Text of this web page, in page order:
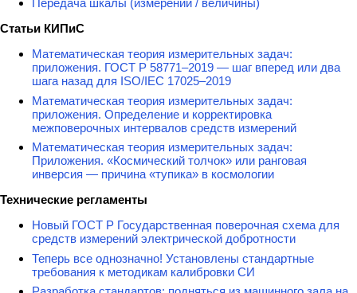
Передача шкалы (измерений / величины)
Статьи КИПиС
Математическая теория измерительных задач:
приложения. ГОСТ Р 58771–2019 — шаг вперед или два
шага назад для ISO/IEC 17025–2019
Математическая теория измерительных задач:
приложения. Определение и корректировка
межповерочных интервалов средств измерений
Математическая теория измерительных задач:
Приложения. «Космический толчок» или ранговая
инверсия — причина «тупика» в космологии
Технические регламенты
Новый ГОСТ Р Государственная поверочная схема для
средств измерений электрической добротности
Теперь все однозначно! Установлены стандартные
требования к методикам калибровки СИ